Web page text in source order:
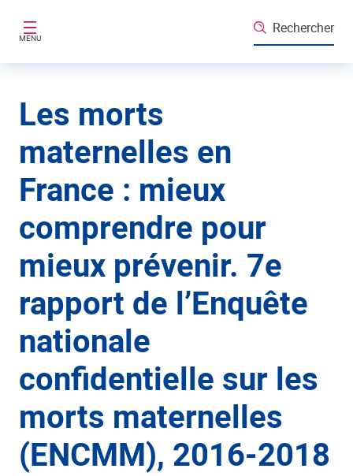
MENU
Rechercher
Les morts
maternelles en
France : mieux
comprendre pour
mieux prévenir. 7e
rapport de l’Enquête
nationale
confidentielle sur les
morts maternelles
(ENCMM), 2016-2018